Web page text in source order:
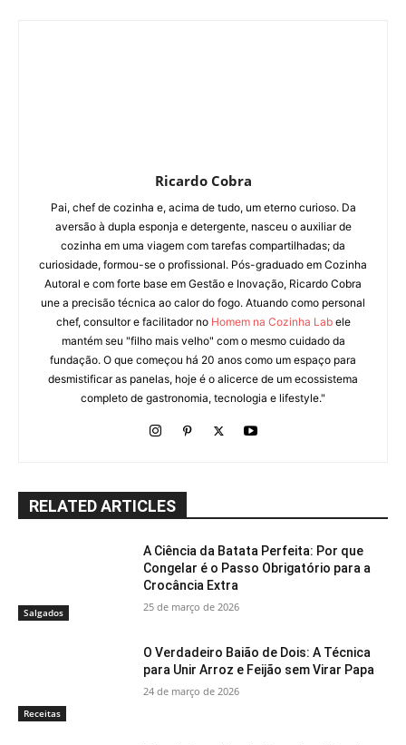
Ricardo Cobra
Pai, chef de cozinha e, acima de tudo, um eterno curioso. Da
aversão à dupla esponja e detergente, nasceu o auxiliar de
cozinha em uma viagem com tarefas compartilhadas; da
curiosidade, formou-se o profissional. Pós-graduado em Cozinha
Autoral e com forte base em Gestão e Inovação, Ricardo Cobra
une a precisão técnica ao calor do fogo. Atuando como personal
chef, consultor e facilitador no Homem na Cozinha Labele
mantém seu "filho mais velho" com o mesmo cuidado da
fundação. O que começou há 20 anos como um espaço para
desmistificar as panelas, hoje é o alicerce de um ecossistema
completo de gastronomia, tecnologia e lifestyle."
RELATED ARTICLES
Salgados
A Ciência da Batata Perfeita: Por que
Congelar é o Passo Obrigatório para a
Crocância Extra
25 de março de 2026
Receitas
O Verdadeiro Baião de Dois: A Técnica
para Unir Arroz e Feijão sem Virar Papa
24 de março de 2026